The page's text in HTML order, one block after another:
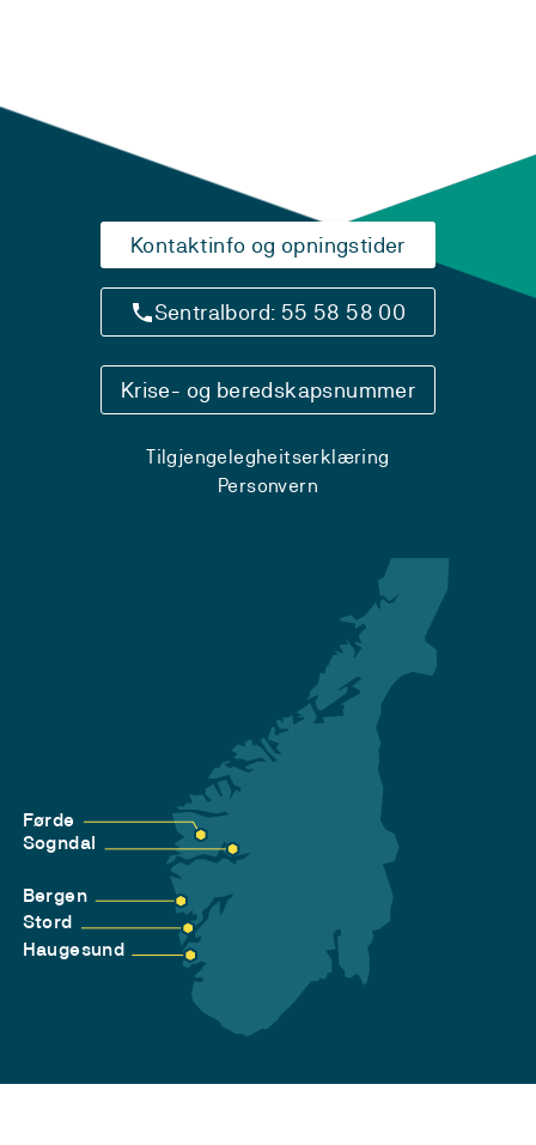
Kontaktinfo og opningstider
Sentralbord: 55 58 58 00
Krise- og beredskapsnummer
Tilgjengelegheitserklæring
Personvern
Førde
Sogndal
Bergen
Stord
Haugesund